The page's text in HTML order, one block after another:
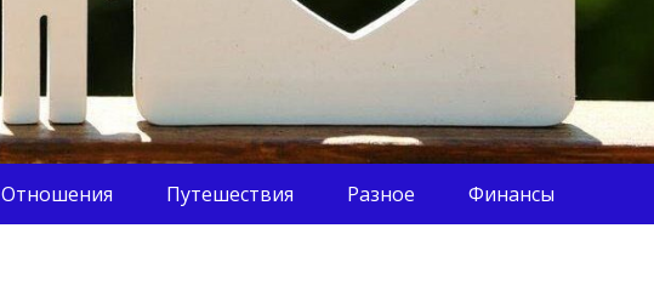
Отношения Путешествия Разное Финансы